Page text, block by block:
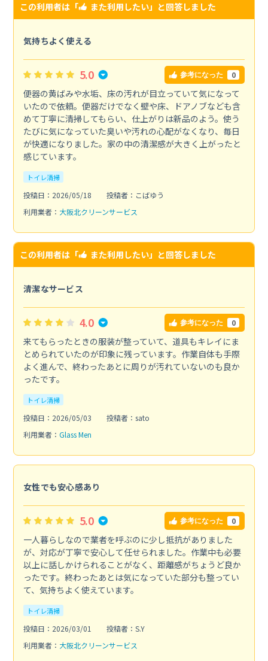
この利用者は「 また利用したい」と回答しました
気持ちよく使える
5.0 参考になった 0
便器の黄ばみや水垢、床の汚れが目立っていて気になって
いたので依頼。便器だけでなく壁や床、ドアノブなども含
めて丁寧に清掃してもらい、仕上がりは新品のよう。使う
たびに気になっていた臭いや汚れの心配がなくなり、毎日
が快適になりました。家の中の清潔感が大きく上がったと
感じています。
トイレ清掃
投稿日：2026/05/18
投稿者：こばゆう
利用業者： 大阪北クリーンサービス
この利用者は「 また利用したい」と回答しました
清潔なサービス
4.0 参考になった 0
来てもらったときの服装が整っていて、道具もキレイにま
とめられていたのが印象に残っています。作業自体も手際
よく進んで、終わったあとに周りが汚れていないのも良か
ったです。
トイレ清掃
投稿日：2026/05/03
投稿者：sato
利用業者： Glass Men
女性でも安心感あり
5.0 参考になった 0
一人暮らしなので業者を呼ぶのに少し抵抗がありました
が、対応が丁寧で安心して任せられました。作業中も必要
以上に話しかけられることがなく、距離感がちょうど良か
ったです。終わったあとは気になっていた部分も整ってい
て、気持ちよく使えています。
トイレ清掃
投稿日：2026/03/01
投稿者：S.Y
利用業者： 大阪北クリーンサービス